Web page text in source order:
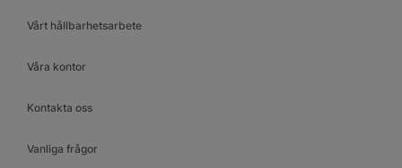
Vårt hållbarhetsarbete
Våra kontor
Kontakta oss
Vanliga frågor